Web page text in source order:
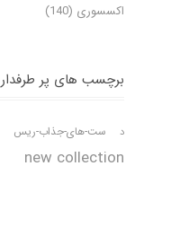
اکسسوری (140)
برچسب های پر طرفدار
د ست-های-جذاب-ریس
new collection